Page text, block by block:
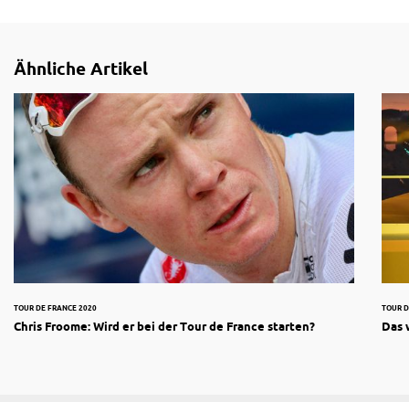
Ähnliche Artikel
TOUR DE FRANCE 2020
Chris Froome: Wird er bei der Tour de France starten?
TOUR
Das